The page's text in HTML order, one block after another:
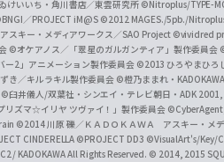
けいいち・角川書店／東雲研究所 ©Nitroplus/TYPE-
／PROJECT iM@S ©2012 MAGES./5pb./
スキー・メディアワークス／SAO Project ©vividred
©オケアノス／「翠星のガルガンティア」製作委員会
2」アニメーション製作委員会 ©2013 ひろやまひろ
き／キルラキル製作委員会 ©橙乃ままれ・
©臼井儀人/双葉社・シンエイ・テレビ朝日・ADK
リズマ☆イリヤ ツヴァイ！」製作委員会
©2014 川原 礫／ＫＡＤＯＫＡＷＡ アスキー・メ
CINDERELLA ©PROJECT DD3 ©VisualArt's/Key/
/ KADOKAWA All Rights Reserved. © 2014, 2015